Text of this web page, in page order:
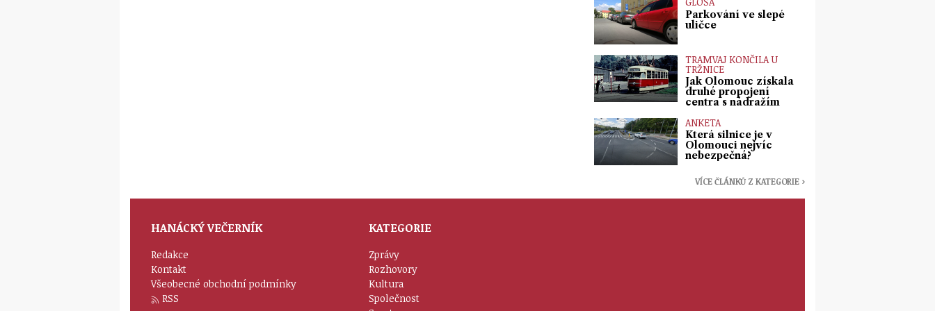
Parkování ve slepé
uličce
TRAMVAJ KONČILA U
TRŽNICE
Jak Olomouc získala
druhé propojení
centra s nádražím
ANKETA
Která silnice je v
Olomouci nejvíc
nebezpečná?
VÍCE ČLÁNKŮ Z KATEGORIE ›
HANÁCKÝ VEČERNÍK
Redakce
Kontakt
Všeobecné obchodní podmínky
RSS
KATEGORIE
Zprávy
Rozhovory
Kultura
Společnost